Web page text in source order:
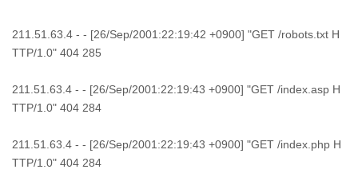
211.51.63.4 - - [26/Sep/2001:22:19:42 +0900] "GET /robots.txt H
TTP/1.0" 404 285
211.51.63.4 - - [26/Sep/2001:22:19:43 +0900] "GET /index.asp H
TTP/1.0" 404 284
211.51.63.4 - - [26/Sep/2001:22:19:43 +0900] "GET /index.php H
TTP/1.0" 404 284